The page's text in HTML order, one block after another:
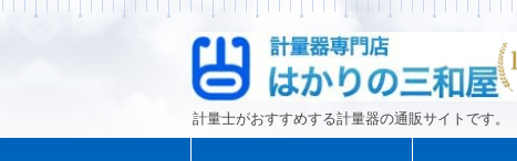
計量士がおすすめする計量器の通販サイトです。